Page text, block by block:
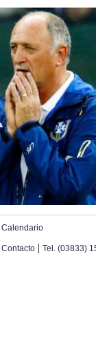
Calendario
Contacto | Tel. (03833)